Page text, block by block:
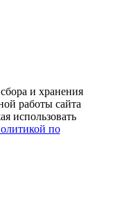
и хранения
работы сайта
использовать
по